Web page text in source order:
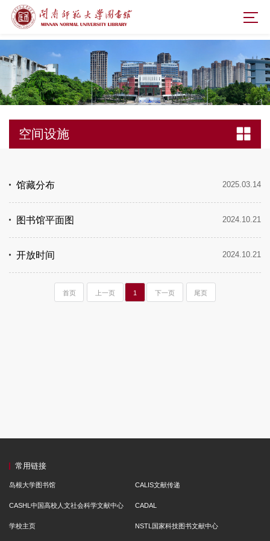
空间设施
馆藏分布 2025.03.14
图书馆平面图 2024.10.21
开放时间 2024.10.21
首页 上一页 1 下一页 尾页
常用链接
岛根大学图书馆 CALIS文献传递
CASHL中国高校人文社会科学文献中心 CADAL
学校主页 NSTL国家科技图书文献中心